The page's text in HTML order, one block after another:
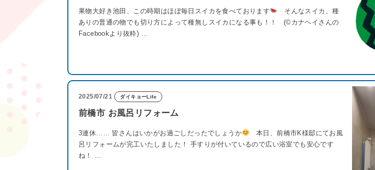
果物大好き池田、この時期はほぼ毎日スイカを食べております
そんなスイカ、種
ありの普通の物でも切り方によって種無しスイカになる事も！！ (©︎カナヘイさんの
Facebookより抜粋) …
2025/07/21 ダイキョーLife
前橋市 お風呂リフォーム
3連休…… 皆さんはいかがお過ごしだったでしょうか
本日、前橋市K様邸にてお風
呂リフォームが完工いたしました！ 手すりが付いているので広い浴室でも安心です
ね！ …